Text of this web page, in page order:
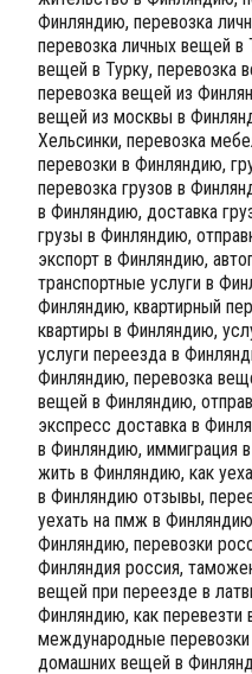
Финляндию, перевозка
перевозка личных вещей в
вещей в Турку, перевозка
перевозка вещей из
вещей из москвы в
Хельсинки, перевозка
перевозки в Финляндию,
перевозка грузов в
в Финляндию, доставка
грузы в Финляндию,
экспорт в Финляндию,
транспортные услуги в
Финляндию, квартирный
квартиры в Финляндию,
услуги переезда в
Финляндию, перевозка
вещей в Финляндию,
экспресс доставка в
в Финляндию, иммиграция
жить в Финляндию, как
в Финляндию отзывы,
уехать на пмж в
Финляндию, перевозки
Финляндия россия,
вещей при переезде в
Финляндию, как
международные
домашних вещей в